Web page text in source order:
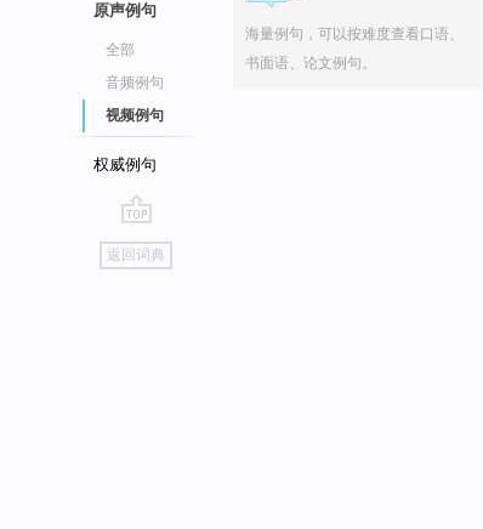
原声例句
全部
音频例句
视频例句
权威例句
go
top
返回词典
海量例句，可以按难度查看口语、
书面语、论文例句。